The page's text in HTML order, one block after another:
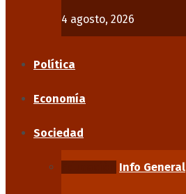
4 agosto, 2026
Política
Economía
Sociedad
Info General